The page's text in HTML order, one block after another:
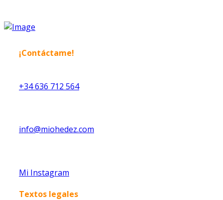
¡Contáctame!
+34 636 712 564
info@miohedez.com
Mi Instagram
Textos legales